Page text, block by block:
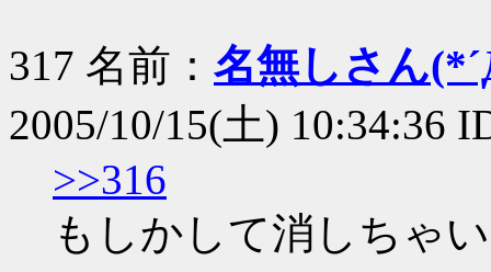
317 名前： 名無しさん
2005/10/15(土) 10:34:36
>>316
もしかして消しちゃ